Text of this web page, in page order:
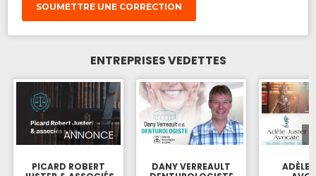
SOUMETTRE UNE CORRECTION
ENTREPRISES VEDETTES
ANNONCE
PICARD ROBERT
DANY VERREAULT
ADÈLE